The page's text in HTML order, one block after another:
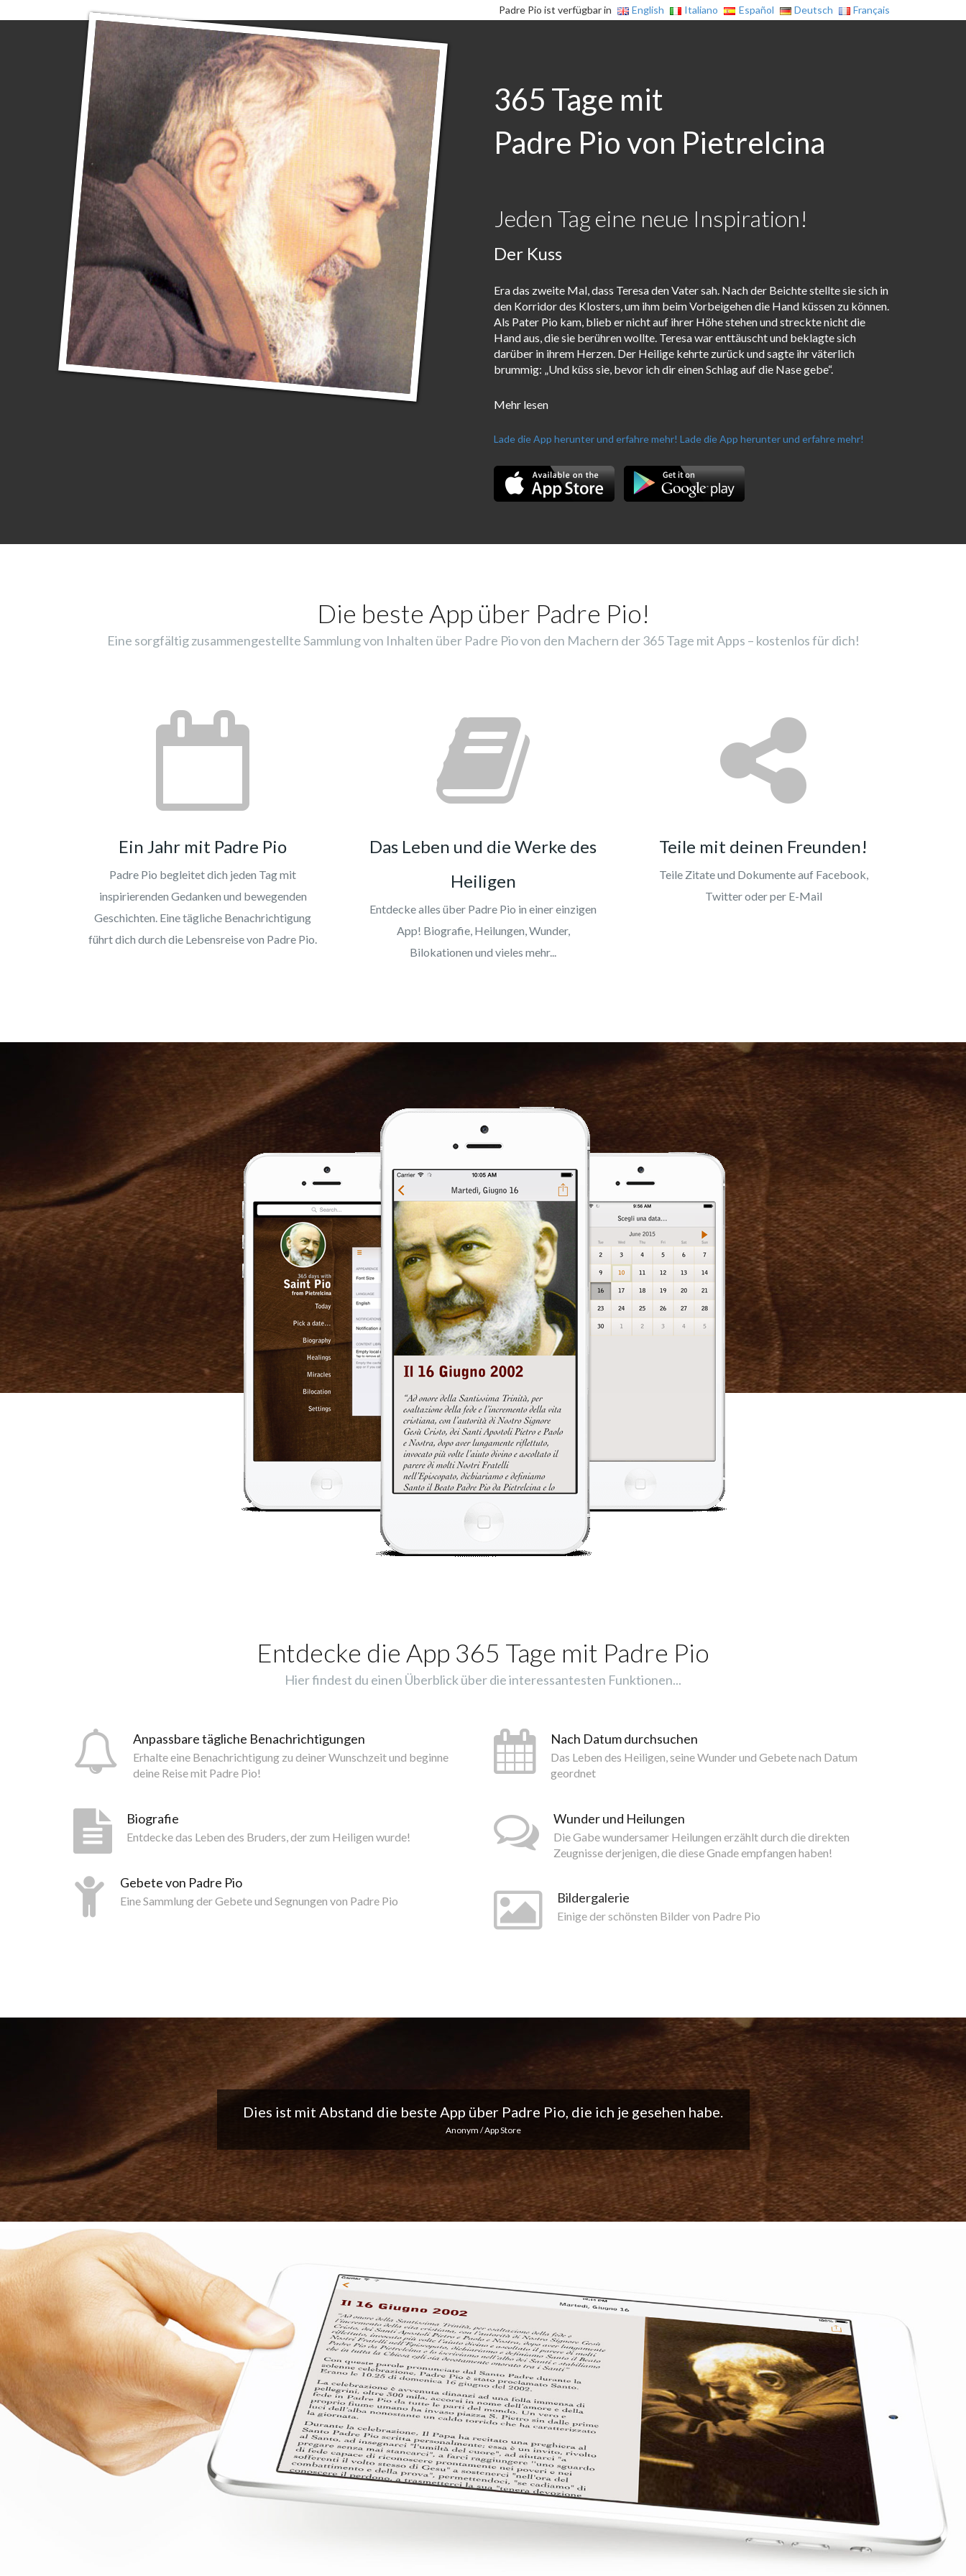
Padre Pio ist verfügbar in English Italiano Español Deutsch Français
365 Tage mit
Padre Pio von Pietrelcina
Jeden Tag eine neue Inspiration!
Der Kuss
Era das zweite Mal, dass Teresa den Vater sah. Nach der Beichte stellte sie sich in
den Korridor des Klosters, um ihm beim Vorbeigehen die Hand küssen zu können.
Als Pater Pio kam, blieb er nicht auf ihrer Höhe stehen und streckte nicht die
Hand aus, die sie berühren wollte. Teresa war enttäuscht und beklagte sich
darüber in ihrem Herzen. Der Heilige kehrte zurück und sagte ihr väterlich
brummig: „Und küss sie, bevor ich dir einen Schlag auf die Nase gebe“.
Mehr lesen
Lade die App herunter und erfahre mehr! Lade die App herunter und erfahre mehr!
Die beste App über Padre Pio!
Eine sorgfältig zusammengestellte Sammlung von Inhalten über Padre Pio von den Machern der 365 Tage mit Apps – kostenlos für dich!
Ein Jahr mit Padre Pio
Padre Pio begleitet dich jeden Tag mit
inspirierenden Gedanken und bewegenden
Geschichten. Eine tägliche Benachrichtigung
führt dich durch die Lebensreise von Padre Pio.
Das Leben und die Werke des
Heiligen
Entdecke alles über Padre Pio in einer einzigen
App! Biografie, Heilungen, Wunder,
Bilokationen und vieles mehr...
Teile mit deinen Freunden!
Teile Zitate und Dokumente auf Facebook,
Twitter oder per E-Mail
Entdecke die App 365 Tage mit Padre Pio
Hier findest du einen Überblick über die interessantesten Funktionen...
Anpassbare tägliche Benachrichtigungen
Erhalte eine Benachrichtigung zu deiner Wunschzeit und beginne
deine Reise mit Padre Pio!
Biografie
Entdecke das Leben des Bruders, der zum Heiligen wurde!
Gebete von Padre Pio
Eine Sammlung der Gebete und Segnungen von Padre Pio
Nach Datum durchsuchen
Das Leben des Heiligen, seine Wunder und Gebete nach Datum
geordnet
Wunder und Heilungen
Die Gabe wundersamer Heilungen erzählt durch die direkten
Zeugnisse derjenigen, die diese Gnade empfangen haben!
Bildergalerie
Einige der schönsten Bilder von Padre Pio
Tolle App, ich liebe die täglichen Benachrichtigungen... Macht weiter so!